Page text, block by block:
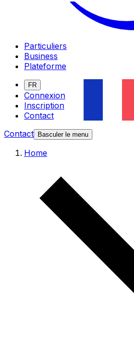
Particuliers
Business
Plateforme
FR
Connexion
Inscription
Contact
Contact
Basculer le menu
Home